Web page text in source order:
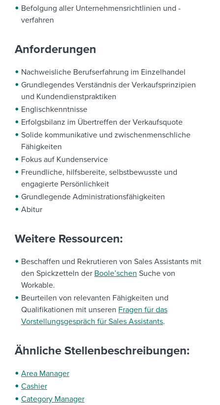
Befolgung aller Unternehmensrichtlinien und -
verfahren
Anforderungen
Nachweisliche Berufserfahrung im Einzelhandel
Grundlegendes Verständnis der Verkaufsprinzipien
und Kundendienstpraktiken
Englischkenntnisse
Erfolgsbilanz im Übertreffen der Verkaufsquote
Solide kommunikative und zwischenmenschliche
Fähigkeiten
Fokus auf Kundenservice
Freundliche, hilfsbereite, selbstbewusste und
engagierte Persönlichkeit
Grundlegende Administrationsfähigkeiten
Abitur
Weitere Ressourcen:
Beschaffen und Rekrutieren von Sales Assistants mit
den Spickzetteln der Boole’schen Suche von
Workable.
Beurteilen von relevanten Fähigkeiten und
Qualifikationen mit unseren Fragen für das
Vorstellungsgespräch für Sales Assistants.
Ähnliche Stellenbeschreibungen:
Area Manager
Cashier
Category Manager